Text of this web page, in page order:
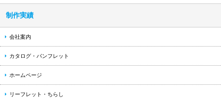
制作実績
会社案内
カタログ・パンフレット
ホームページ
リーフレット・ちらし